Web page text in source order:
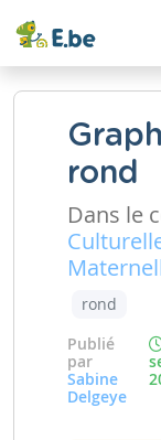
rond
Dans le
rond
Publié
par
Sabine
Delgeye